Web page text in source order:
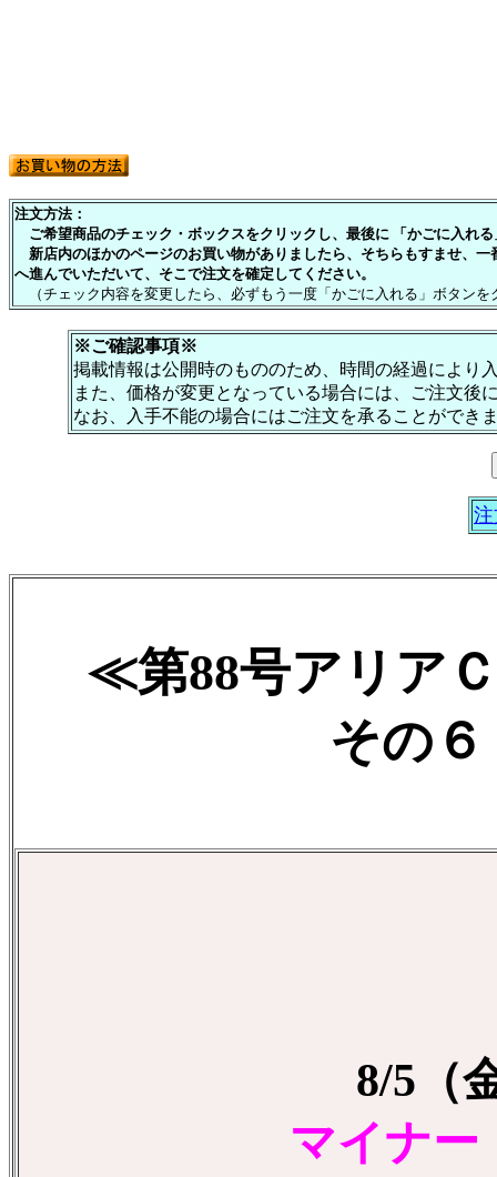
注文方法：
ご希望商品のチェック・ボックスをクリックし、最後に 「かごに入れ
新店内のほかのページのお買い物がありましたら、そちらもすませ、一
へ進んでいただいて、そこで注文を確定してください。
（チェック内容を変更したら、必ずもう一度「かごに入れる」ボタン
※ご確認事項※
掲載情報は公開時のもののため、時間の経過により
また、価格が変更となっている場合には、ご注文後
なお、入手不能の場合にはご注文を承ることができ
≪第88号アリア
その
8/5（
マイナー